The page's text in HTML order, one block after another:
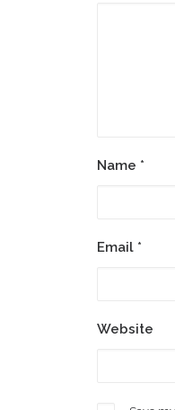
Name *
Email *
Website